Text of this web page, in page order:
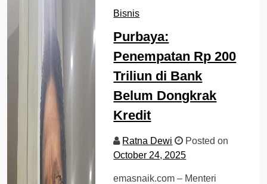
Bisnis
Purbaya:
Penempatan Rp 200
Triliun di Bank
Belum Dongkrak
Kredit
Ratna Dewi
Posted on
October 24, 2025
emasnaik.com – Menteri